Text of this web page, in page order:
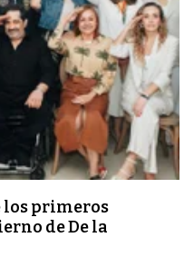
los primeros
de De la